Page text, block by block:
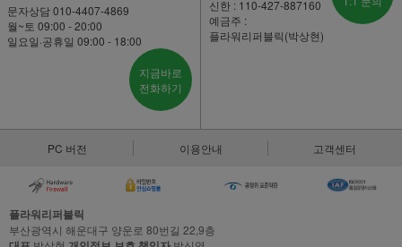
문자상담 010-4407-4869
월~토 09:00 - 20:00
일요일·공휴일 09:00 - 18:00
지금바로
전화하기
신한 : 110-427-887160
예금주 :
플라워리퍼블릭(박상현)
PC 버전 이용안내 고객센터
플라워리퍼블릭
부산광역시 해운대구 양운로 80번길 22,9층